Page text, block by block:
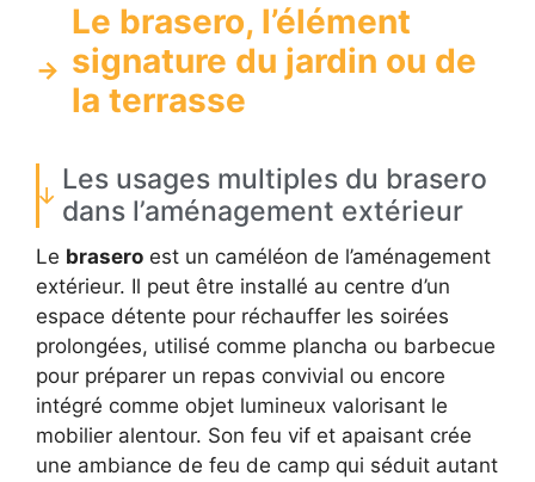
Le brasero, l’élément
signature du jardin ou de
la terrasse
Les usages multiples du brasero
dans l’aménagement extérieur
Le brasero est un caméléon de l’aménagement
extérieur. Il peut être installé au centre d’un
espace détente pour réchauffer les soirées
prolongées, utilisé comme plancha ou barbecue
pour préparer un repas convivial ou encore
intégré comme objet lumineux valorisant le
mobilier alentour. Son feu vif et apaisant crée
une ambiance de feu de camp qui séduit autant